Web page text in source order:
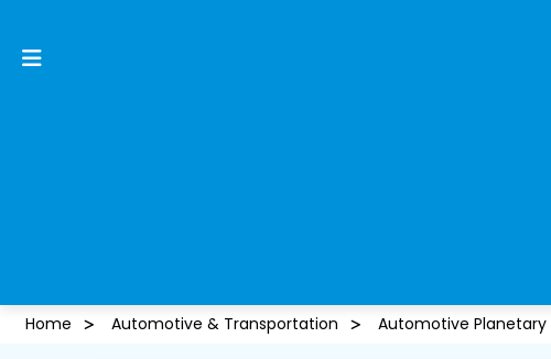
Home Automotive & Transportation Automotive Planetary